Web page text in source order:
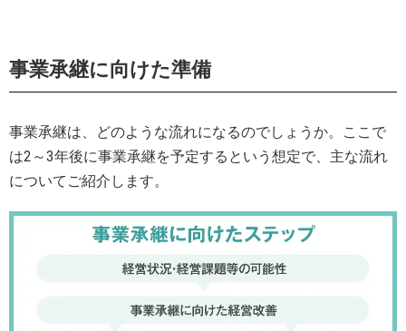
事業承継に向けた準備
事業承継は、どのような流れになるのでしょうか。ここで
は2～3年後に事業承継を予定するという想定で、主な流れ
についてご紹介します。